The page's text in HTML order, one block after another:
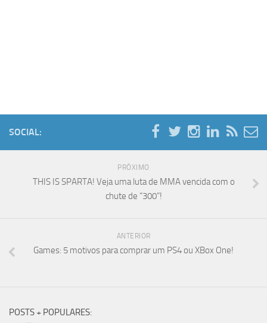
SOCIAL:
PRÓXIMO
THIS IS SPARTA! Veja uma luta de MMA vencida com o
chute de “300”!
ANTERIOR
Games: 5 motivos para comprar um PS4 ou XBox One!
POSTS + POPULARES: